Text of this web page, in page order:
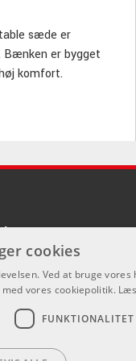
sæde er
Bænken er bygget
komfort.
490 og 570
desuden en stabil
kan du ikke købe på
alt salg foregår gennem
cookies
Ved at bruge vores
vores cookiepolitik.
FUNKTIONALITET